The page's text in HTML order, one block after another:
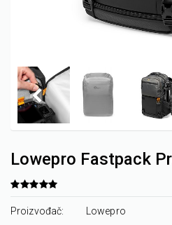
Lowepro Fastpack
Proizvođač: Lowepro